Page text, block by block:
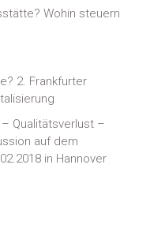
Wohin steuern
2. Frankfurter
Qualitätsverlust –
auf dem
in Hannover